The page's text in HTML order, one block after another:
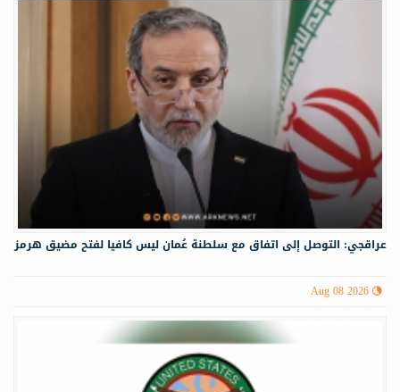
عراقجي: التوصل إلى اتفاق مع سلطنة عُمان ليس كافيا لفتح مضيق هرمز
Aug 08 2026